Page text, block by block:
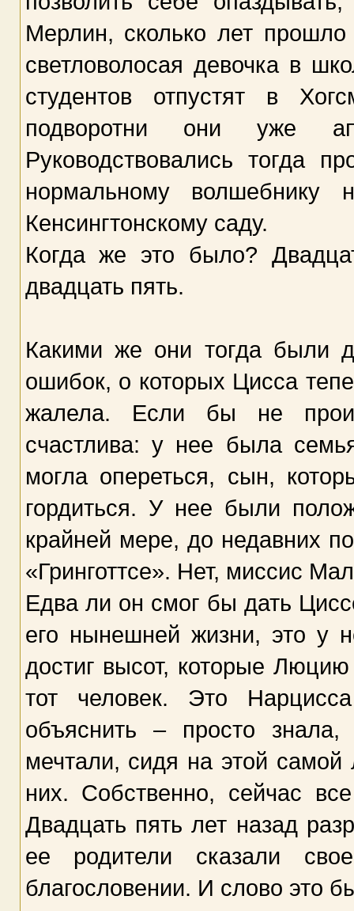
Мерлин, сколько лет
светловолосая девочка в
студентов отпустят в
подворотни они уже
Руководствовались тогда
нормальному волшебнику
Кенсингтонскому саду.
Когда же это было?
двадцать пять.
Какими же они тогда были
ошибок, о которых Цисса
жалела. Если бы не
счастлива: у нее была
могла опереться, сын,
гордиться. У нее были
крайней мере, до недавних
«Гринготтсе». Нет, миссис
Едва ли он смог бы дать
его нынешней жизни, это у
достиг высот, которые
тот человек. Это
объяснить – просто
мечтали, сидя на этой
них. Собственно, сейчас
Двадцать пять лет назад
ее родители сказали
благословении. И слово это